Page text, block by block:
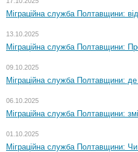
Міграційна служба Полтавщини:
13.10.2025
Міграційна служба Полтавщини:
09.10.2025
Міграційна служба Полтавщини:
06.10.2025
Міграційна служба Полтавщини:
01.10.2025
Міграційна служба Полтавщини: